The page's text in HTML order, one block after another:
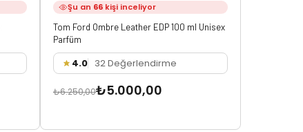
Şu an 66 kişi inceliyor
Tom Ford Ombre Leather EDP 100 ml Unisex
Parfüm
4.0 32 Değerlendirme
₺6.250,00₺5.000,00